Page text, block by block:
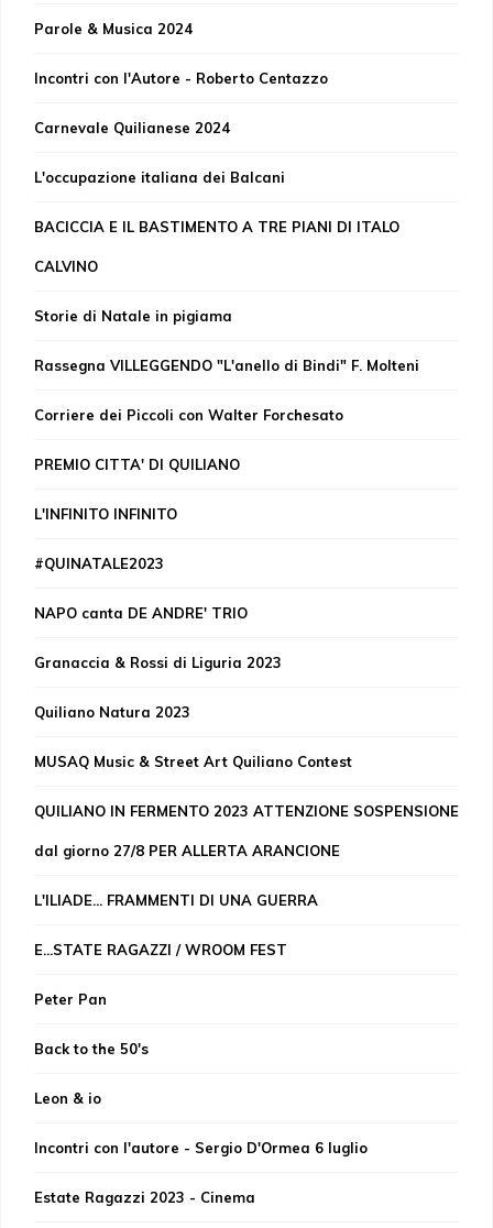
Parole & Musica 2024
Incontri con l'Autore - Roberto Centazzo
Carnevale Quilianese 2024
L'occupazione italiana dei Balcani
BACICCIA E IL BASTIMENTO A TRE PIANI DI ITALO
CALVINO
Storie di Natale in pigiama
Rassegna VILLEGGENDO "L'anello di Bindi" F. Molteni
Corriere dei Piccoli con Walter Forchesato
PREMIO CITTA' DI QUILIANO
L'INFINITO INFINITO
#QUINATALE2023
NAPO canta DE ANDRE' TRIO
Granaccia & Rossi di Liguria 2023
Quiliano Natura 2023
MUSAQ Music & Street Art Quiliano Contest
QUILIANO IN FERMENTO 2023 ATTENZIONE SOSPENSIONE
dal giorno 27/8 PER ALLERTA ARANCIONE
L'ILIADE... FRAMMENTI DI UNA GUERRA
E...STATE RAGAZZI / WROOM FEST
Peter Pan
Back to the 50's
Leon & io
Incontri con l'autore - Sergio D'Ormea 6 luglio
Estate Ragazzi 2023 - Cinema